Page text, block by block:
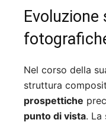
Nel corso della
struttura
prospettiche
punto di vista. La